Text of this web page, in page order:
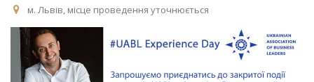
м. Львів, місце проведення уточнюється